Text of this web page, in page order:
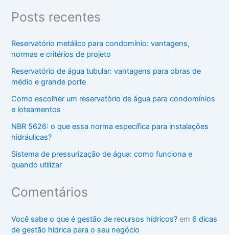
Posts recentes
Reservatório metálico para condomínio: vantagens,
normas e critérios de projeto
Reservatório de água tubular: vantagens para obras de
médio e grande porte
Como escolher um reservatório de água para condomínios
e loteamentos
NBR 5626: o que essa norma específica para instalações
hidráulicas?
Sistema de pressurização de água: como funciona e
quando utilizar
Comentários
Você sabe o que é gestão de recursos hídricos? em 6 dicas
de gestão hídrica para o seu negócio